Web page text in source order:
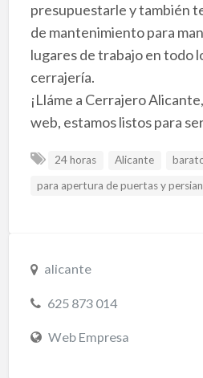
presupuestarle y también
de mantenimiento para
lugares de trabajo en todo
cerrajería.
¡Lláme a Cerrajero
web, estamos listos para
24 horas Alicante
para apertura de puertas y
alicante
625 873 014
Web Empresa